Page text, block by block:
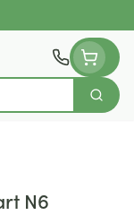
Zoek
N6